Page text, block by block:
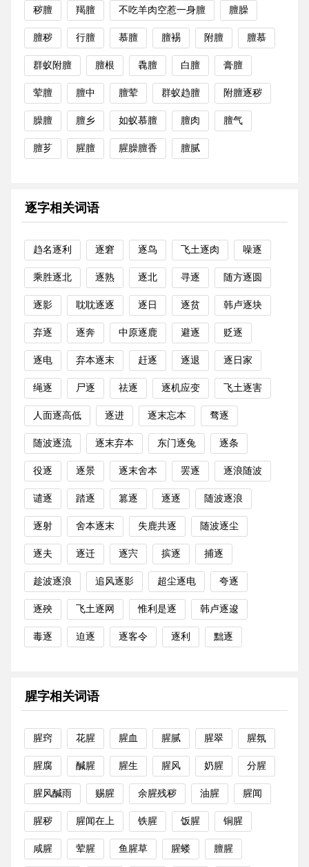
秽膻 羯膻 不吃羊肉空惹一身膻 膻臊
膻秽 行膻 慕膻 膻裼 附膻 膻慕
群蚁附膻 膻根 毳膻 白膻 膏膻
荤膻 膻中 膻荤 群蚁趋膻 附膻逐秽
臊膻 膻乡 如蚁慕膻 膻肉 膻气
膻芗 腥膻 腥臊膻香 膻腻
逐字相关词语
趋名逐利 逐窘 逐鸟 飞土逐肉 噪逐
乘胜逐北 逐熟 逐北 寻逐 随方逐圆
逐影 耽耽逐逐 逐日 逐贫 韩卢逐块
弃逐 逐奔 中原逐鹿 避逐 贬逐
逐电 弃本逐末 赶逐 逐退 逐日家
绳逐 尸逐 祛逐 逐机应变 飞土逐害
人面逐高低 逐进 逐末忘本 骛逐
随波逐流 逐末弃本 东门逐兔 逐条
役逐 逐景 逐末舍本 罢逐 逐浪随波
谴逐 踏逐 篡逐 逐逐 随波逐浪
逐射 舍本逐末 失鹿共逐 随波逐尘
逐夫 逐迁 逐宍 摈逐 捕逐
趁波逐浪 追风逐影 超尘逐电 夸逐
逐殃 飞土逐网 惟利是逐 韩卢逐逡
毒逐 迫逐 逐客令 逐利 黜逐
腥字相关词语
腥窍 花腥 腥血 腥腻 腥翠 腥氛
腥腐 醎腥 腥生 腥风 奶腥 分腥
腥风醎雨 赐腥 余腥残秽 油腥 腥闻
腥秽 腥闻在上 铁腥 饭腥 铜腥
咸腥 荤腥 鱼腥草 腥蝼 膻腥